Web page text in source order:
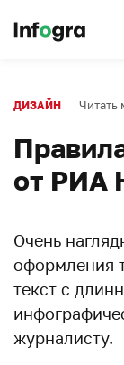
ДИЗАЙН Читать
от РИА
Очень
оформления
текст с
журналисту.